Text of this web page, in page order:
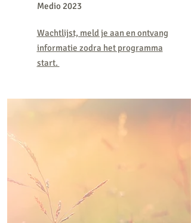
Medio 2023
Wachtlijst, meld je aan en ontvang
informatie zodra het programma
start.